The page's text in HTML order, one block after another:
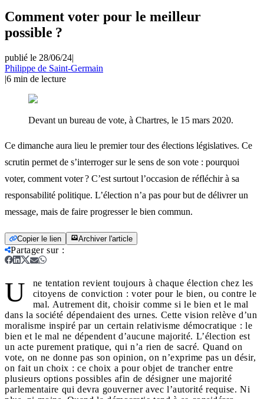
Comment voter pour le meilleur
possible ?
publié le 28/06/24|
Philippe de Saint-Germain
|6 min de lecture
Devant un bureau de vote, à Chartres, le 15 mars 2020.
Ce dimanche aura lieu le premier tour des élections législatives. Ce
scrutin permet de s’interroger sur le sens de son vote : pourquoi
voter, comment voter ? C’est surtout l’occasion de réfléchir à sa
responsabilité politique. L’élection n’a pas pour but de délivrer un
message, mais de faire progresser le bien commun.
Copier le lien Archiver l'article
Partager sur:
U
ne tentation revient toujours à chaque élection chez les
citoyens de conviction : voter pour le bien, ou contre le
mal. Autrement dit, choisir comme si le bien et le mal
dans la société dépendaient des urnes. Cette vision relève d’un
moralisme inspiré par un certain relativisme démocratique : le
bien et le mal ne dépendent d’aucune majorité. L’élection est
un acte purement pratique, qui n’a rien de sacré. Quand on
vote, on ne donne pas son opinion, on n’exprime pas un désir,
on fait un choix : ce choix a pour objet de trancher entre
plusieurs options possibles afin de désigner une majorité
parlementaire qui devra gouverner avec l’autorité requise. Ni